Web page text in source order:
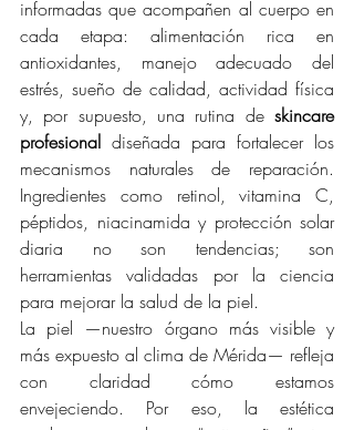
informadas que acompañen al cuerpo en
cada etapa: alimentación rica en
antioxidantes, manejo adecuado del
estrés, sueño de calidad, actividad física
y, por supuesto, una rutina de skincare
profesional diseñada para fortalecer los
mecanismos naturales de reparación.
Ingredientes como retinol, vitamina C,
péptidos, niacinamida y protección solar
diaria no son tendencias; son
herramientas validadas por la ciencia
para mejorar la salud de la piel.
La piel —nuestro órgano más visible y
más expuesto al clima de Mérida— refleja
con claridad cómo estamos
envejeciendo. Por eso, la estética